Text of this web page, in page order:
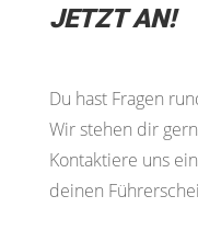
JETZT AN!
Du hast Fragen
Wir stehen dir
Kontaktiere uns
deinen